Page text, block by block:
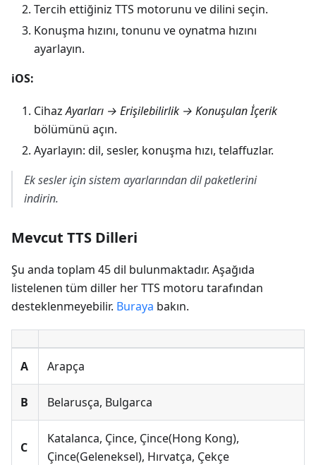
Tercih ettiğiniz TTS motorunu ve dilini seçin.
Konuşma hızını, tonunu ve oynatma hızını
ayarlayın.
iOS:
CihazAyarları → Erişilebilirlik → Konuşulan İçerik
bölümünü açın.
Ayarlayın: dil, sesler, konuşma hızı, telaffuzlar.
Ek sesler için sistem ayarlarından dil paketlerini
indirin.
Mevcut TTS Dilleri
Şu anda toplam 45 dil bulunmaktadır. Aşağıda
listelenen tüm diller her TTS motoru tarafından
desteklenmeyebilir. Buraya bakın.
А Arapça
B Belarusça, Bulgarca
C
Katalanca, Çince, Çince(Hong Kong),
Çince(Geleneksel), Hırvatça, Çekçe